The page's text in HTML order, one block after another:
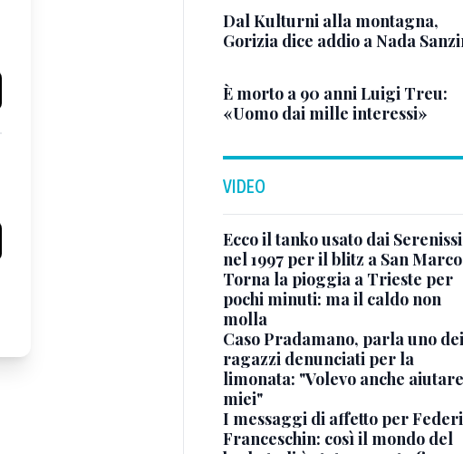
Dal Kulturni alla montagna,
Gorizia dice addio a Nada
È morto a 90 anni Luigi Treu:
«Uomo dai mille interessi»
VIDEO
Ecco il tanko usato dai
nel 1997 per il blitz a San Marco
Torna la pioggia a Trieste per
pochi minuti: ma il caldo non
molla
Caso Pradamano, parla uno dei
ragazzi denunciati per la
limonata: "Volevo anche
miei"
I messaggi di affetto per
Franceschin: così il mondo del